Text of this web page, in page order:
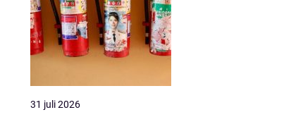
31 juli 2026